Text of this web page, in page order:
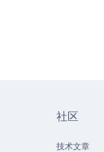
社区
技术文章